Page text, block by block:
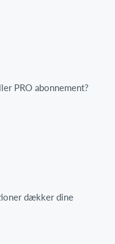
PRO abonnement?
dækker dine